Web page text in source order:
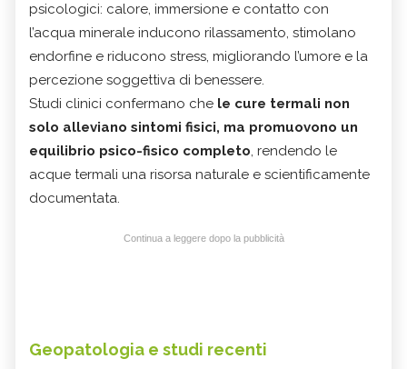
psicologici: calore, immersione e contatto con
l’acqua minerale inducono rilassamento, stimolano
endorfine e riducono stress, migliorando l’umore e la
percezione soggettiva di benessere.
Studi clinici confermano che le cure termali non
solo alleviano sintomi fisici, ma promuovono un
equilibrio psico-fisico completo, rendendo le
acque termali una risorsa naturale e scientificamente
documentata.
Continua a leggere dopo la pubblicità
Geopatologia e studi recenti